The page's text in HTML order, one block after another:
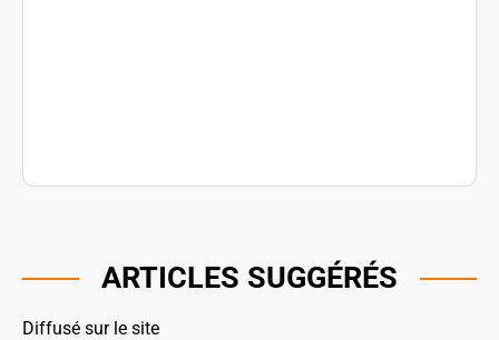
ARTICLES SUGGÉRÉS
Diffusé sur le site